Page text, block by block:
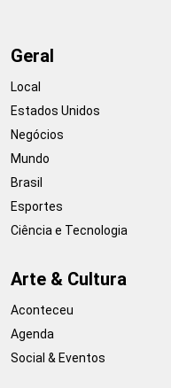
Geral
Local
Estados Unidos
Negócios
Mundo
Brasil
Esportes
Ciência e Tecnologia
Arte & Cultura
Aconteceu
Agenda
Social & Eventos